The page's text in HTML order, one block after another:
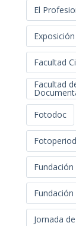
El
Exposición
Facultad
Facultad
Fotodoc
Jornada